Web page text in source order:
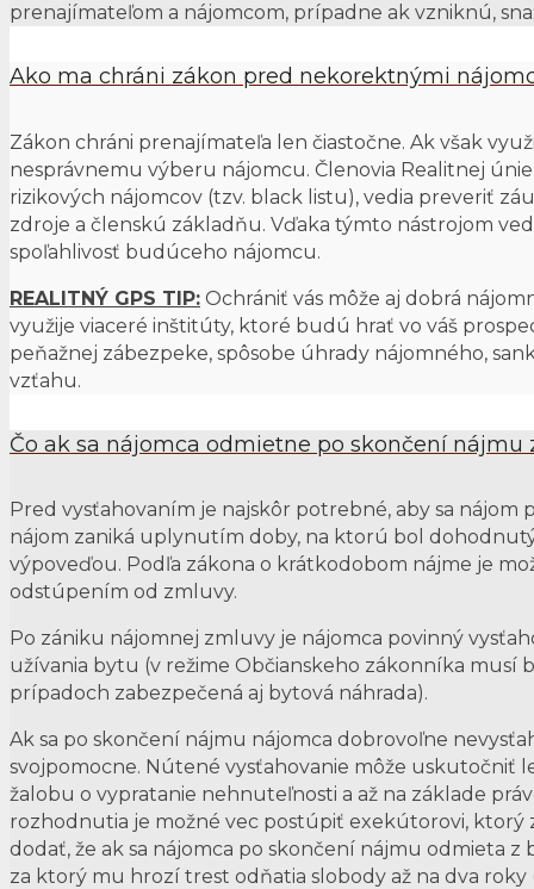
prenajímateľom a nájomcom, prípadne ak vzniknú,
Ako ma chráni zákon pred nekorektnými
Zákon chráni prenajímateľa len čiastočne. Ak však
nesprávnemu výberu nájomcu. Členovia Realitnej
rizikových nájomcov (tzv. black listu), vedia preveriť
zdroje a členskú základňu. Vďaka týmto nástrojom
spoľahlivosť budúceho nájomcu.
REALITNÝ GPS TIP: Ochrániť vás môže aj dobrá
využije viaceré inštitúty, ktoré budú hrať vo váš
peňažnej zábezpeke, spôsobe úhrady nájomného,
vzťahu.
Čo ak sa nájomca odmietne po skončení nájmu
Pred vysťahovaním je najskôr potrebné, aby sa nájom
nájom zaniká uplynutím doby, na ktorú bol
výpoveďou. Podľa zákona o krátkodobom nájme je
odstúpením od zmluvy.
Po zániku nájomnej zmluvy je nájomca povinný
užívania bytu (v režime Občianskeho zákonníka musí
prípadoch zabezpečená aj bytová náhrada).
Ak sa po skončení nájmu nájomca dobrovoľne
svojpomocne. Nútené vysťahovanie môže
žalobu o vypratanie nehnuteľnosti a až na základe
rozhodnutia je možné vec postúpiť exekútorovi, ktorý
dodať, že ak sa nájomca po skončení nájmu odmieta
za ktorý mu hrozí trest odňatia slobody až na dva roky